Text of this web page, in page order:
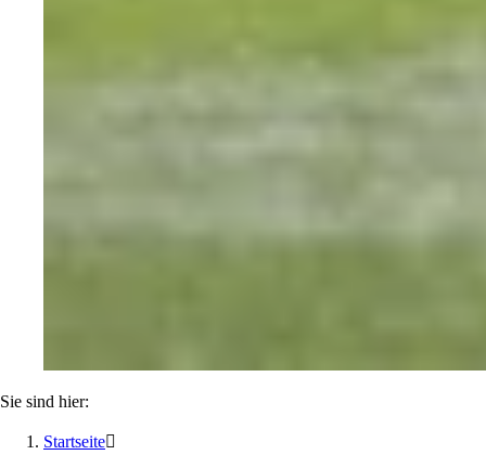
Sie sind hier:
Startseite